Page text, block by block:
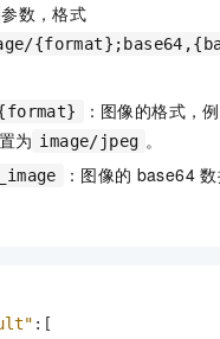
参数，格式
：图像的格式，
为 image/jpeg 。
：图像的 base64 数
: [